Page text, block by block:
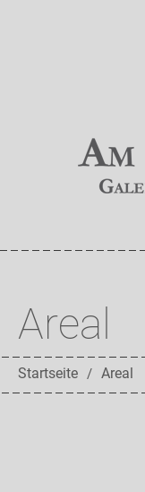
Areal
Startseite Areal